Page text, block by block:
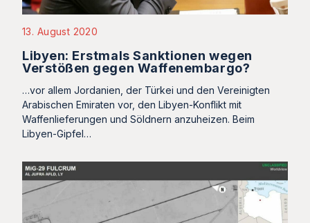
13. August 2020
Libyen: Erstmals Sanktionen wegen
Verstößen gegen Waffenembargo?
…vor allem Jordanien, der Türkei und den Vereinigten
Arabischen Emiraten vor, den Libyen-Konflikt mit
Waffenlieferungen und Söldnern anzuheizen. Beim
Libyen-Gipfel…